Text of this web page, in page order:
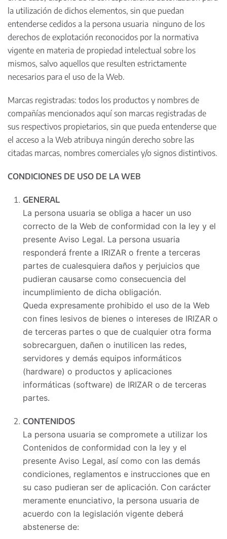
la utilización de dichos elementos, sin que puedan
entenderse cedidos a la persona usuaria ninguno de los
derechos de explotación reconocidos por la normativa
vigente en materia de propiedad intelectual sobre los
mismos, salvo aquellos que resulten estrictamente
necesarios para el uso de la Web.
Marcas registradas: todos los productos y nombres de
compañías mencionados aquí son marcas registradas de
sus respectivos propietarios, sin que pueda entenderse que
el acceso a la Web atribuya ningún derecho sobre las
citadas marcas, nombres comerciales y/o signos distintivos.
CONDICIONES DE USO DE LA WEB
GENERAL
La persona usuaria se obliga a hacer un uso
correcto de la Web de conformidad con la ley y el
presente Aviso Legal. La persona usuaria
responderá frente a IRIZAR o frente a terceras
partes de cualesquiera daños y perjuicios que
pudieran causarse como consecuencia del
incumplimiento de dicha obligación.
Queda expresamente prohibido el uso de la Web
con fines lesivos de bienes o intereses de IRIZAR o
de terceras partes o que de cualquier otra forma
sobrecarguen, dañen o inutilicen las redes,
servidores y demás equipos informáticos
(hardware) o productos y aplicaciones
informáticas (software) de IRIZAR o de terceras
partes.
CONTENIDOS
La persona usuaria se compromete a utilizar los
Contenidos de conformidad con la ley y el
presente Aviso Legal, así como con las demás
condiciones, reglamentos e instrucciones que en
su caso pudieran ser de aplicación. Con carácter
meramente enunciativo, la persona usuaria de
acuerdo con la legislación vigente deberá
abstenerse de: